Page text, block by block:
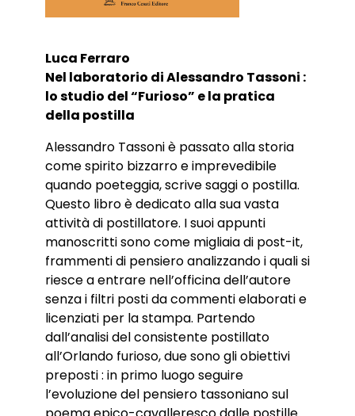
Luca Ferraro
Nel laboratorio di Alessandro Tassoni :
lo studio del “Furioso” e la pratica
della postilla
Alessandro Tassoni è passato alla storia
come spirito bizzarro e imprevedibile
quando poeteggia, scrive saggi o postilla.
Questo libro è dedicato alla sua vasta
attività di postillatore. I suoi appunti
manoscritti sono come migliaia di post-it,
frammenti di pensiero analizzando i quali si
riesce a entrare nell’officina dell’autore
senza i filtri posti da commenti elaborati e
licenziati per la stampa. Partendo
dall’analisi del consistente postillato
all’Orlando furioso, due sono gli obiettivi
preposti : in primo luogo seguire
l’evoluzione del pensiero tassoniano sul